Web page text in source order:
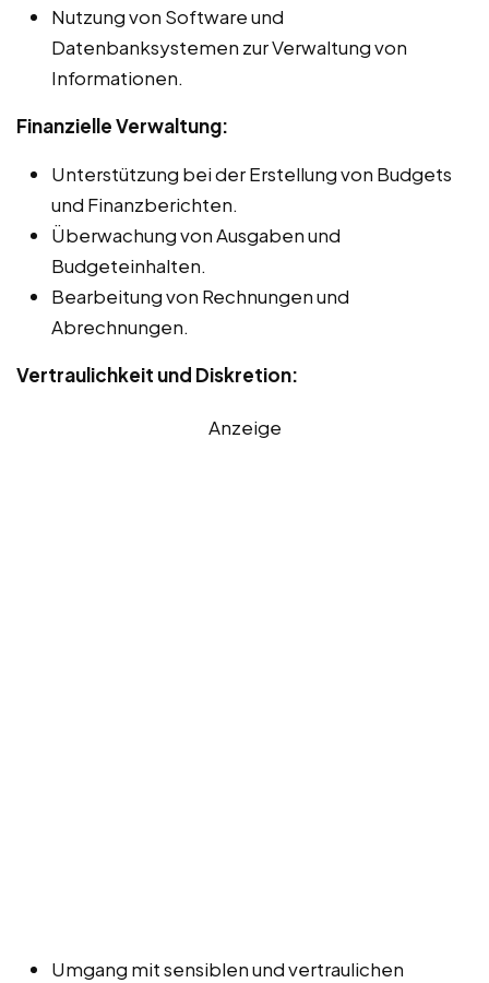
Nutzung von Software und
Datenbanksystemen zur Verwaltung von
Informationen.
Finanzielle Verwaltung:
Unterstützung bei der Erstellung von Budgets
und Finanzberichten.
Überwachung von Ausgaben und
Budgeteinhalten.
Bearbeitung von Rechnungen und
Abrechnungen.
Vertraulichkeit und Diskretion:
Anzeige
Umgang mit sensiblen und vertraulichen